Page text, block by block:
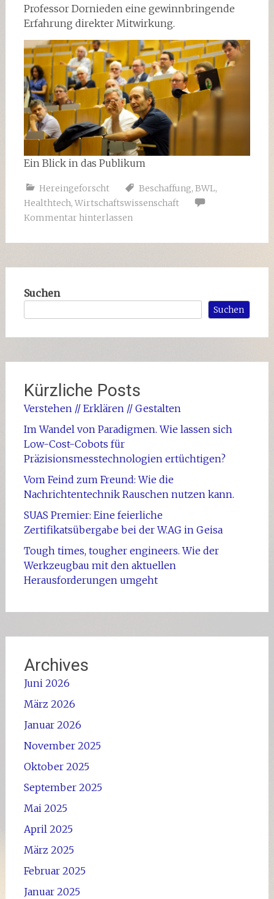
Professor Dornieden eine gewinnbringende
Erfahrung direkter Mitwirkung.
Ein Blick in das Publikum
Hereingeforscht Beschaffung, BWL,
Healthtech, Wirtschaftswissenschaft
Kommentar hinterlassen
Suchen
Suchen
Kürzliche Posts
Verstehen // Erklären // Gestalten
Im Wandel von Paradigmen. Wie lassen sich
Low-Cost-Cobots für
Präzisionsmesstechnologien ertüchtigen?
Vom Feind zum Freund: Wie die
Nachrichtentechnik Rauschen nutzen kann.
SUAS Premier: Eine feierliche
Zertifikatsübergabe bei der W.AG in Geisa
Tough times, tougher engineers. Wie der
Werkzeugbau mit den aktuellen
Herausforderungen umgeht
Archives
Juni 2026
März 2026
Januar 2026
November 2025
Oktober 2025
September 2025
Mai 2025
April 2025
März 2025
Februar 2025
Januar 2025